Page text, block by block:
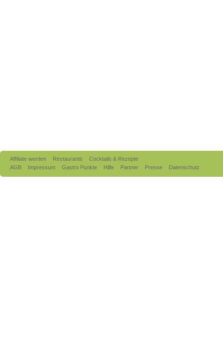
Affiliate werden Restaurants
Cocktails & Rezepte
AGB
Impressum Gastro Punkte Hilfe Partner Presse Datenschutz